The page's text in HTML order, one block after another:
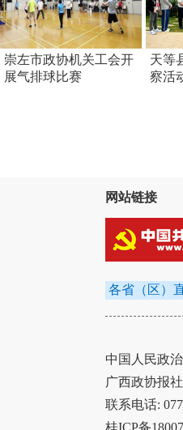
崇左市政协机关工会开
展气排球比赛
天等
察活
网站链接
中国人民政
广西政协报
联系电话:
桂ICP备